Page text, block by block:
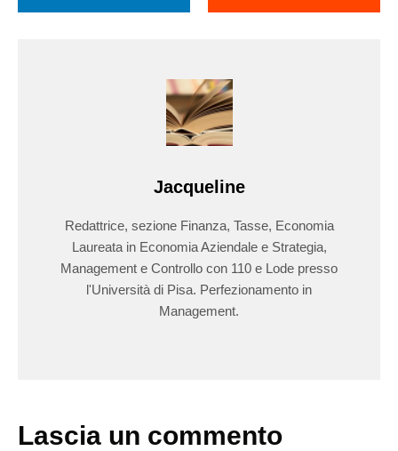
Jacqueline
Redattrice, sezione Finanza, Tasse, Economia
Laureata in Economia Aziendale e Strategia,
Management e Controllo con 110 e Lode presso
l'Università di Pisa. Perfezionamento in
Management.
Lascia un commento